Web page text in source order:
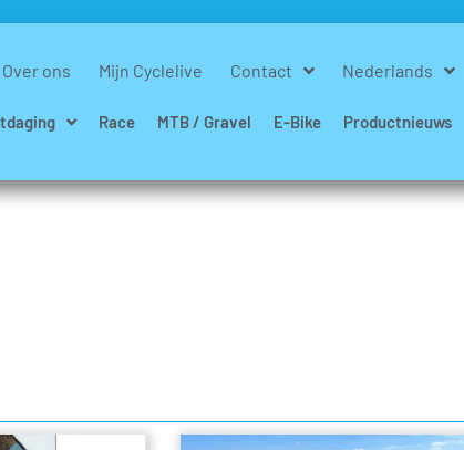
Over ons Mijn Cyclelive Contact Nederlands
Race MTB / Gravel E-Bike Productnieuws